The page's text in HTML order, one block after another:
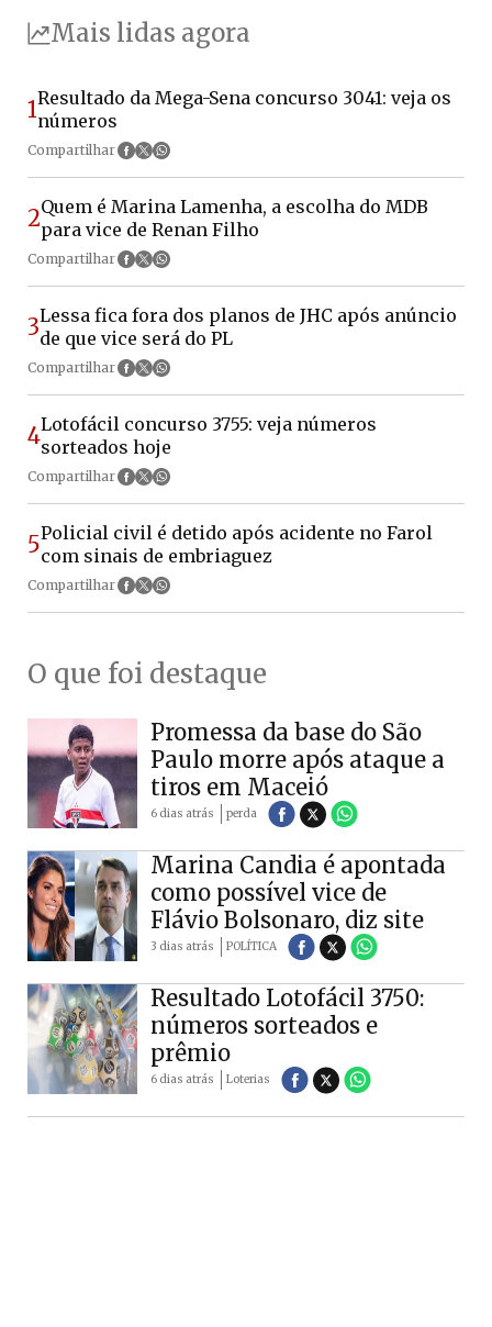
Mais lidas agora
1Resultado da Mega-Sena concurso 3041: veja os
números
Compartilhar
2Quem é Marina Lamenha, a escolha do MDB
para vice de Renan Filho
Compartilhar
3Lessa fica fora dos planos de JHC após anúncio
de que vice será do PL
Compartilhar
4Lotofácil concurso 3755: veja números
sorteados hoje
Compartilhar
5Policial civil é detido após acidente no Farol
com sinais de embriaguez
Compartilhar
O que foi destaque
Promessa da base do São
Paulo morre após ataque a
tiros em Maceió
6 dias atrás perda
Marina Candia é apontada
como possível vice de
Flávio Bolsonaro, diz site
3 dias atrás POLÍTICA
Resultado Lotofácil 3750:
números sorteados e
prêmio
6 dias atrás Loterias